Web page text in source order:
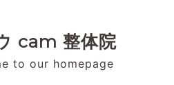
cam 整体院
to our homepage